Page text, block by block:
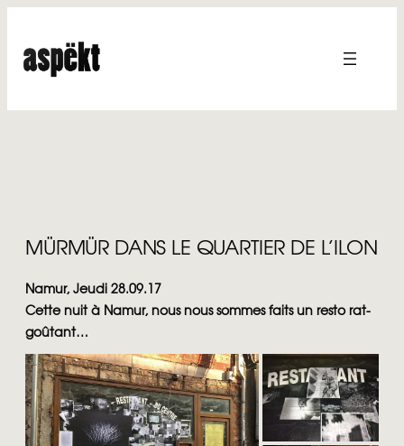
contenu
MÜRMÜR DANS LE QUARTIER DE L’ILON
Namur, Jeudi 28.09.17
Cette nuit à Namur, nous nous sommes faits un resto rat-
goûtant…